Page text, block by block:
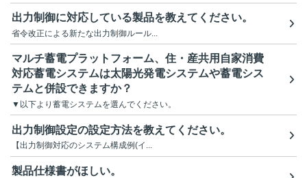
出力制御に対応している製品を教えてください。
省令改正による新たな出力制御ルール...
マルチ蓄電プラットフォーム、住・産共用自家消費
対応蓄電システムは太陽光発電システムや蓄電シス
テムと併設できますか？
▼以下より蓄電システムを選んでください。
出力制御設定の設定方法を教えてください。
【出力制御対応のシステム構成例(イ...
製品仕様書がほしい。